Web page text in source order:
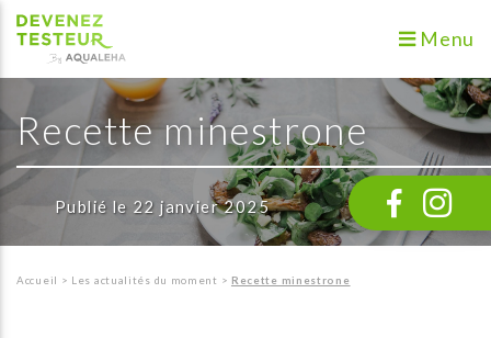
Menu
Recette minestrone
Publié le 22 janvier 2025
Accueil > Les actualités du moment > Recette minestrone